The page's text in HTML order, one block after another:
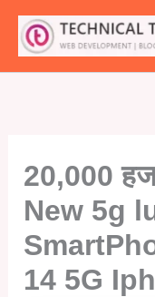
content
20,000
New 5g
14 5G